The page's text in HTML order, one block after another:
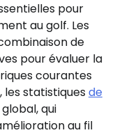
pour
au golf. Les
de
pour évaluer la
courantes
les statistiquesde
qui
au fil